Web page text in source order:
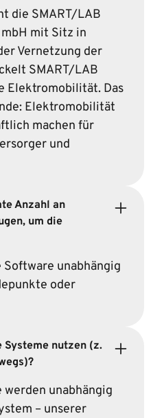
die SMART/LAB
mit Sitz in
Vernetzung der
SMART/LAB
Elektro­mobilität. Das
Elektro­mobilität
machen für
und
Anzahl an
um die
unabhängig
oder
nutzen (z.
werden unabhängig
– unserer